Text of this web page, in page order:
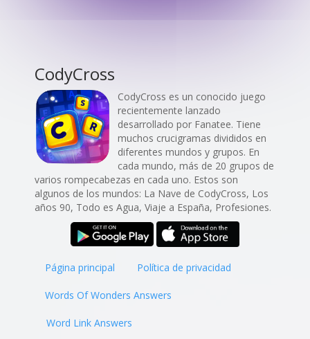
CodyCross
CodyCross es un conocido juego
recientemente lanzado
desarrollado por Fanatee. Tiene
muchos crucigramas divididos en
diferentes mundos y grupos. En
cada mundo, más de 20 grupos de
varios rompecabezas en cada uno. Estos son
algunos de los mundos: La Nave de CodyCross, Los
años 90, Todo es Agua, Viaje a España, Profesiones.
Página principal Política de privacidad
Words Of Wonders Answers
Word Link Answers